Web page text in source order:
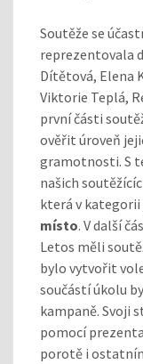
Soutěže se
reprezentovala
Dítětová, Elena
Viktorie Teplá,
první části
ověřit úroveň
gramotnosti. S
našich
která v
místo. V další
Letos měli
bylo vytvořit
součástí úkolu
kampaně. Svoji
pomocí
porotě i